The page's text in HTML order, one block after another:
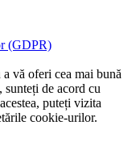
(GDPR)
vă oferi cea mai bună
sunteți de acord cu
puteți vizita
cookie-urilor.